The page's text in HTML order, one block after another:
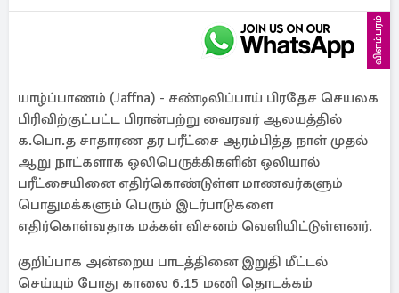
விளம்பரம்
யாழ்ப்பாணம் (Jaffna) - சண்டிலிப்பாய் பிரதேச செயலக
பிரிவிற்குட்பட்ட பிரான்பற்று வைரவர் ஆலயத்தில்
க.பொ.த சாதாரண தர பரீட்சை ஆரம்பித்த நாள் முதல்
ஆறு நாட்களாக ஒலிபெருக்கிகளின் ஒலியால்
பரீட்சையினை எதிர்கொண்டுள்ள மாணவர்களும்
பொதுமக்களும் பெரும் இடர்பாடுகளை
எதிர்கொள்வதாக மக்கள் விசனம் வெளியிட்டுள்ளனர்.
குறிப்பாக அன்றைய பாடத்தினை இறுதி மீட்டல்
செய்யும் போது காலை 6.15 மணி தொடக்கம்